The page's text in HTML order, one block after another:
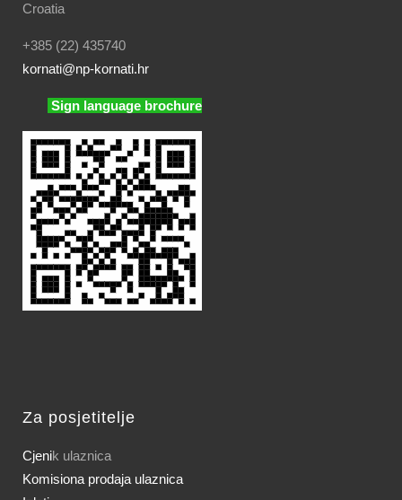
Croatia
+385 (22) 435740
kornati@np-kornati.hr
Sign language brochure
Za posjetitelje
Cjenik ulaznica
Komisiona prodaja ulaznica